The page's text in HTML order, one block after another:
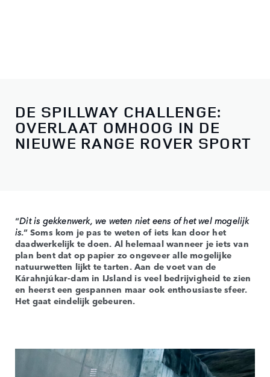
DE SPILLWAY CHALLENGE:
OVERLAAT OMHOOG IN DE
NIEUWE RANGE ROVER SPORT
“Dit is gekkenwerk, we weten niet eens of het wel mogelijk
is.” Soms kom je pas te weten of iets kan door het
daadwerkelijk te doen. Al helemaal wanneer je iets van
plan bent dat op papier zo ongeveer alle mogelijke
natuurwetten lijkt te tarten. Aan de voet van de
Kárahnjúkar-dam in IJsland is veel bedrijvigheid te zien
en heerst een gespannen maar ook enthousiaste sfeer.
Het gaat eindelijk gebeuren.